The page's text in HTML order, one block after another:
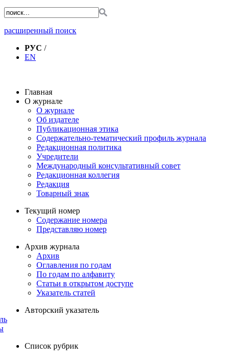
расширенный поиск
РУС /
EN
Главная
О журнале
О журнале
Об издателе
Публикационная этика
Содержательно-тематический профиль журнала
Редакционная политика
Учредители
Международный консультативный совет
Редакционная коллегия
Редакция
Товарный знак
Текущий номер
Содержание номера
Представляю номер
Архив журнала
Архив
Оглавления по годам
По годам по алфавиту
Статьи в открытом доступе
Указатель статей
Авторский указатель
Список рубрик